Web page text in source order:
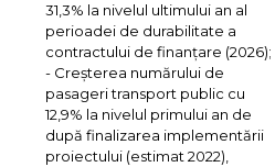
31,3% la nivelul ultimului an al
perioadei de durabilitate a
contractului de finanțare (2026);
- Creșterea numărului de
pasageri transport public cu
12,9% la nivelul primului an de
după finalizarea implementării
proiectului (estimat 2022),